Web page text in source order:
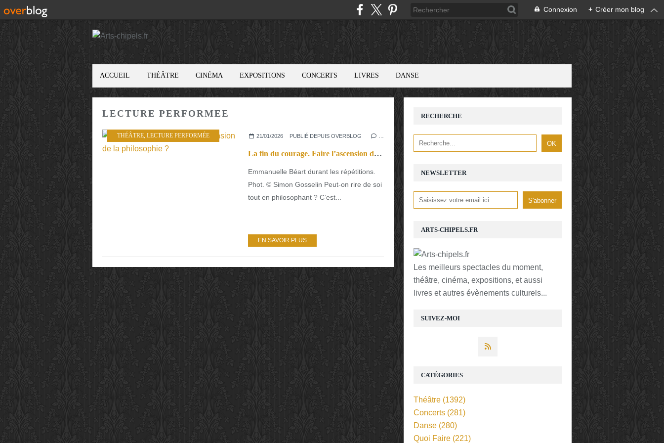
Connexion + Créer mon blog
ACCUEIL THÉÂTRE CINÉMA EXPOSITIONS CONCERTS LIVRES DANSE
LECTURE PERFORMEE
THÉÂTRE LECTURE PERFORMÉE 21/01/2026 PUBLIÉ DEPUIS OVERBLOG
La fin du courage. Faire l’ascension de la philosophie ?
Emmanuelle Béart durant les répétitions.
Phot. © Simon Gosselin Peut-on rire de soi
tout en philosophant ? C’est...
EN SAVOIR PLUS
NEWSLETTER
SUIVEZ-MOI
RECHERCHE
ARTS-CHIPELS.FR
Les meilleurs spectacles du moment,
théâtre, cinéma, expositions, et aussi
livres et autres évènements culturels...
CATÉGORIES
Théâtre (1392)
Concerts (281)
Danse (280)
Quoi Faire (221)